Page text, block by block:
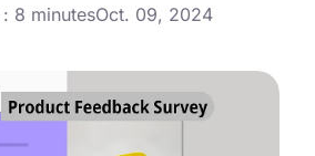
8 minutesOct. 09, 2024